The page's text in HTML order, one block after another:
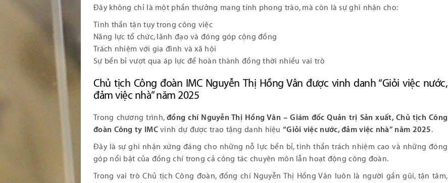
Đây không chỉ là một phần thưởng mang tính phong trào, mà còn là sự ghi nhận cho:
Tinh thần tận tụy trong công việc
Năng lực tổ chức, lãnh đạo và đóng góp cộng đồng
Trách nhiệm với gia đình và xã hội
Sự bền bỉ vượt qua áp lực để hoàn thành đồng thời nhiều vai trò
Chủ tịch Công đoàn IMC Nguyễn Thị Hồng Vân được vinh danh “Giỏi việc nước,
đảm việc nhà” năm 2025
Trong chương trình,đồng chí Nguyễn Thị Hồng Vân – Giám đốc Quản trị Sản xuất, Chủ tịch Công
đoàn Công ty IMCvinh dự được trao tặng danh hiệu“Giỏi việc nước, đảm việc nhà” năm 2025.
Đây là sự ghi nhận xứng đáng cho những nỗ lực bền bỉ, tinh thần trách nhiệm cao và những đóng
góp nổi bật của đồng chí trong cả công tác chuyên môn lẫn hoạt động công đoàn.
Trong vai trò Chủ tịch Công đoàn, đồng chí Nguyễn Thị Hồng Vân luôn là người gần gũi, tận tâm,